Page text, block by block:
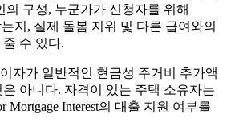
의 구성, 누군가가 신청자를 위해
는지, 실제 돌봄 지위 및 다른 급여와의
수 있다.
자가 일반적인 현금성 주거비 추가액
아니다. 자격이 있는 주택 소유자는
Mortgage Interest의 대출 지원 여부를